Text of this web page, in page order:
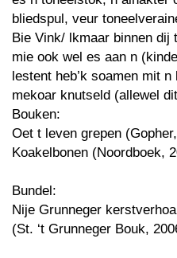
bliedspul, veur
Bie Vink/ lkmaar binnen dij
mie ook wel es aan n
lestent heb’k soamen mit
mekoar knutseld (allewel
Bouken:
Oet t leven grepen
Koakelbonen (Noordboek,
Bundel:
Nije Grunneger
(St. ‘t Grunneger Bouk,